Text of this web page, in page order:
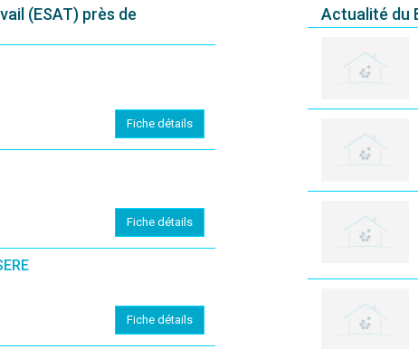
(ESAT) près de
Fiche détails
Fiche détails
Fiche détails
Actualité du